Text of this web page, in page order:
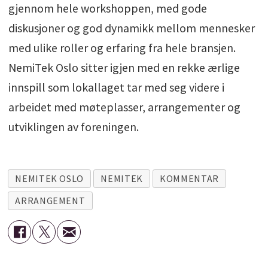
gjennom hele workshoppen, med gode
diskusjoner og god dynamikk mellom mennesker
med ulike roller og erfaring fra hele bransjen.
NemiTek Oslo sitter igjen med en rekke ærlige
innspill som lokallaget tar med seg videre i
arbeidet med møteplasser, arrangementer og
utviklingen av foreningen.
NEMITEK OSLO NEMITEK
KOMMENTAR
ARRANGEMENT